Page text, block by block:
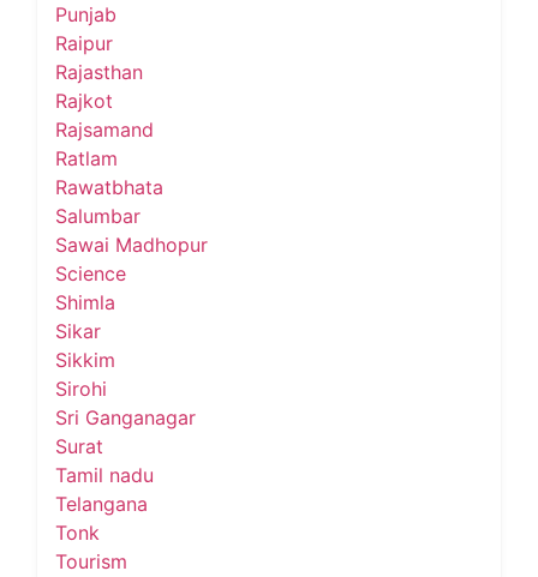
Punjab
Raipur
Rajasthan
Rajkot
Rajsamand
Ratlam
Rawatbhata
Salumbar
Sawai Madhopur
Science
Shimla
Sikar
Sikkim
Sirohi
Sri Ganganagar
Surat
Tamil nadu
Telangana
Tonk
Tourism